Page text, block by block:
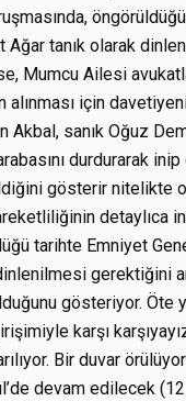
Ağar tanık olarak
Mumcu Ailesi
için
Akbal, sanık Oğuz
durdurarak
gösterir nitelikte
tarihte Emniyet
gerektiğini
gösteriyor. Öte
karşı
Bir duvar
devam edilecek